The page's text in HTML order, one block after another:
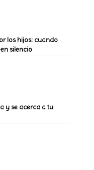
los hijos: cuando
silencio
y se acerca a tu